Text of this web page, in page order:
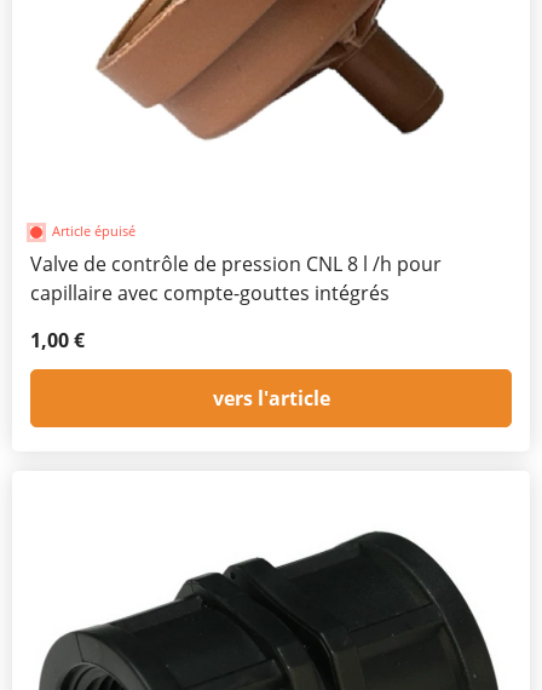
Article épuisé
Valve de contrôle de pression CNL 8 l /h pour
capillaire avec compte-gouttes intégrés
1,00 €
vers l'article